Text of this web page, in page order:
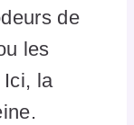
de
les
Ici, la